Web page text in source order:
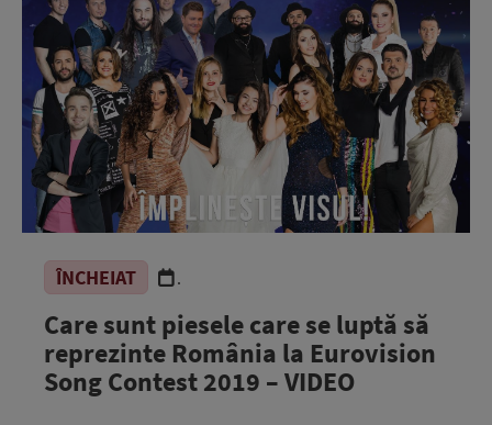
ÎNCHEIAT .
Care sunt piesele care se luptă să
reprezinte România la Eurovision
Song Contest 2019 – VIDEO